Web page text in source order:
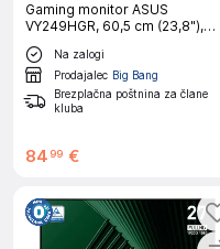
Gaming monitor ASUS
VY249HGR, 60,5 cm (23,8"),
FHD, IPS, 120 Hz, HDMI/VGA
Na zalogi
Prodajalec Big Bang
Brezplačna poštnina za člane
kluba
84 99 €